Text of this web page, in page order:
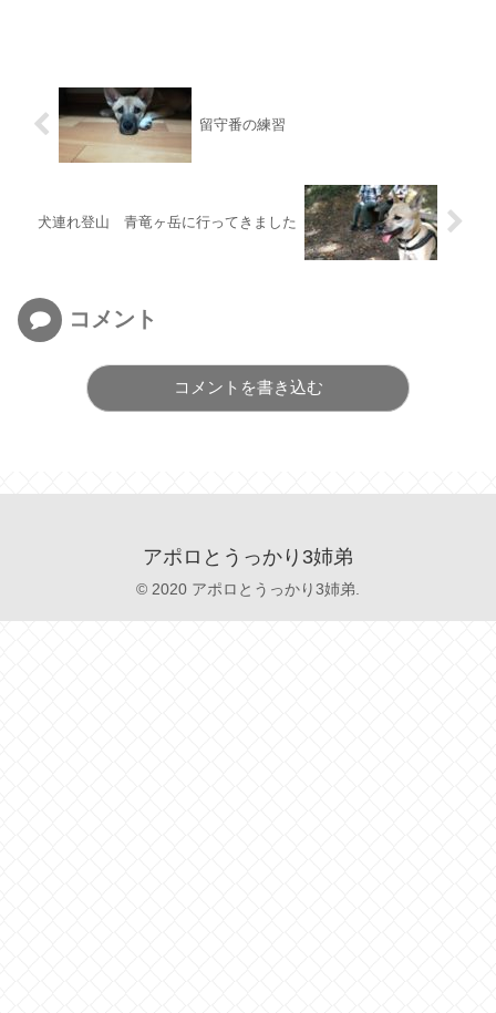
留守番の練習
犬連れ登山 青竜ヶ岳に行ってきました
コメント
コメントを書き込む
アポロとうっかり3姉弟
© 2020 アポロとうっかり3姉弟.